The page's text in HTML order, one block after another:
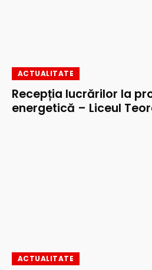
ACTUALITATE
Recepția lucrărilor la
energetică – Liceul
ACTUALITATE